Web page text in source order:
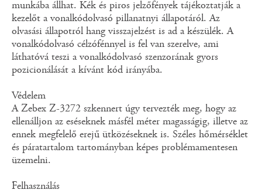
munkába állhat. Kék és piros jelzőfények tájékoztatják a
kezelőt a vonalkódolvasó pillanatnyi állapotáról. Az
olvasási állapotról hang visszajelzést is ad a készülék. A
vonalkódolvasó célzófénnyel is fel van szerelve, ami
láthatóvá teszi a vonalkódolvasó szenzorának gyors
pozicionálását a kívánt kód irányába.
Védelem
A Zebex Z-3272 szkennert úgy tervezték meg, hogy az
ellenálljon az eséseknek másfél méter magasságig, illetve az
ennek megfelelő erejű ütközéseknek is. Széles hőmérséklet
és páratartalom tartományban képes problémamentesen
üzemelni.
Felhasználás